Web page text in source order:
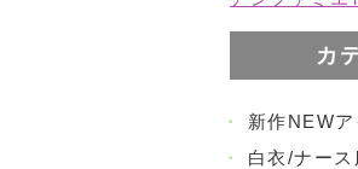
カ
・
新作NEWア
・
白衣/ナース